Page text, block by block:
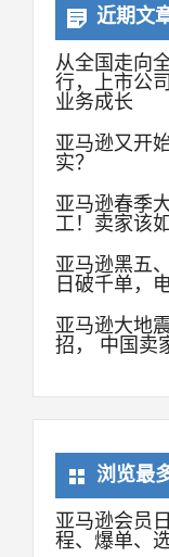
近期文
从全国走向
行，上市公
业务成长
亚马逊又开
实？
亚马逊春季
工！卖家该
亚马逊黑五
日破千单，
亚马逊大地
招， 中国卖
浏览最
亚马逊会员
程、爆单、